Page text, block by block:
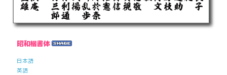
昭和楷書体
日本語
英語